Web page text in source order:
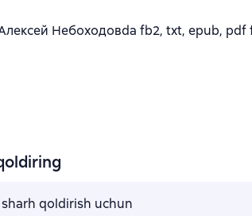
Небоходовda fb2, txt, epub,
sharh qoldirish uchun